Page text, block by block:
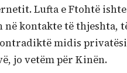
Lufta e Ftohtë
kontakte të thjeshta,
midis
jo vetëm për Kinën.